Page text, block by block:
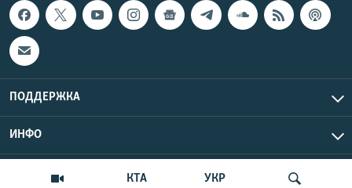
КТА УКР
ПОДДЕРЖКА
ИНФО
Copyright Крым.Реалии, 2026 | Все права защищены.
UTC+3